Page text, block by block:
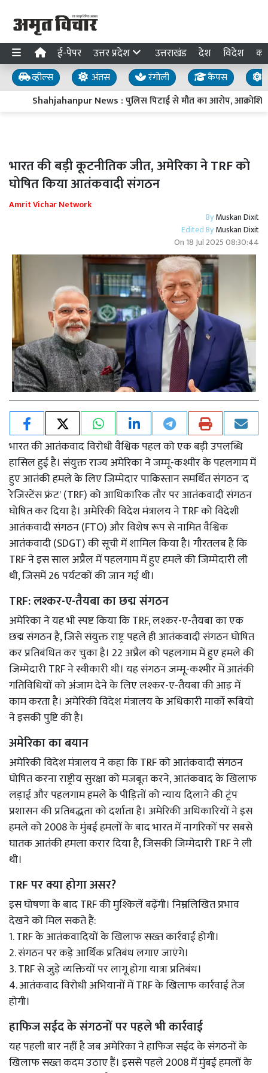
ई-पेपर उत्तर प्रदेश उत्तराखंड देश विदेश
व्हील्स अंतस रंगोली कैंपस
Shahjahanpur News : पुलिस पिटाई से मौत का आरोप,
भारत की बड़ी कूटनीतिक जीत, अमेरिका ने TRF को
घोषित किया आतंकवादी संगठन
Amrit Vichar Network
ByMuskan Dixit
Edited ByMuskan Dixit
On 18 Jul 2025 08:30:44
भारत की आतंकवाद विरोधी वैश्विक पहल को एक बड़ी उपलब्धि
हासिल हुई है। संयुक्त राज्य अमेरिका ने जम्मू-कश्मीर के पहलगाम में
हुए आतंकी हमले के लिए जिम्मेदार पाकिस्तान समर्थित संगठन 'द
रेजिस्टेंस फ्रंट' (TRF) को आधिकारिक तौर पर आतंकवादी संगठन
घोषित कर दिया है। अमेरिकी विदेश मंत्रालय ने TRF को विदेशी
आतंकवादी संगठन (FTO) और विशेष रूप से नामित वैश्विक
आतंकवादी (SDGT) की सूची में शामिल किया है। गौरतलब है कि
TRF ने इस साल अप्रैल में पहलगाम में हुए हमले की जिम्मेदारी ली
थी, जिसमें 26 पर्यटकों की जान गई थी।
TRF: लश्कर-ए-तैयबा का छद्म संगठन
अमेरिका ने यह भी स्पष्ट किया कि TRF, लश्कर-ए-तैयबा का एक
छद्म संगठन है, जिसे संयुक्त राष्ट्र पहले ही आतंकवादी संगठन घोषित
कर प्रतिबंधित कर चुका है। 22 अप्रैल को पहलगाम में हुए हमले की
जिम्मेदारी TRF ने स्वीकारी थी। यह संगठन जम्मू-कश्मीर में आतंकी
गतिविधियों को अंजाम देने के लिए लश्कर-ए-तैयबा की आड़ में
काम करता है। अमेरिकी विदेश मंत्रालय के अधिकारी मार्को रूबियो
ने इसकी पुष्टि की है।
अमेरिका का बयान
अमेरिकी विदेश मंत्रालय ने कहा कि TRF को आतंकवादी संगठन
घोषित करना राष्ट्रीय सुरक्षा को मजबूत करने, आतंकवाद के खिलाफ
लड़ाई और पहलगाम हमले के पीड़ितों को न्याय दिलाने की ट्रंप
प्रशासन की प्रतिबद्धता को दर्शाता है। अमेरिकी अधिकारियों ने इस
हमले को 2008 के मुंबई हमलों के बाद भारत में नागरिकों पर सबसे
घातक आतंकी हमला करार दिया है, जिसकी जिम्मेदारी TRF ने ली
थी।
TRF पर क्या होगा असर?
इस घोषणा के बाद TRF की मुश्किलें बढ़ेंगी। निम्नलिखित प्रभाव
देखने को मिल सकते हैं:
1. TRF के आतंकवादियों के खिलाफ सख्त कार्रवाई होगी।
2. संगठन पर कड़े आर्थिक प्रतिबंध लगाए जाएंगे।
3. TRF से जुड़े व्यक्तियों पर लागू होगा यात्रा प्रतिबंध।
4. आतंकवाद विरोधी अभियानों में TRF के खिलाफ कार्रवाई तेज
होगी।
हाफिज सईद के संगठनों पर पहले भी कार्रवाई
यह पहली बार नहीं है जब अमेरिका ने हाफिज सईद के संगठनों के
खिलाफ सख्त कदम उठाए हैं। इससे पहले 2008 में मुंबई हमलों के